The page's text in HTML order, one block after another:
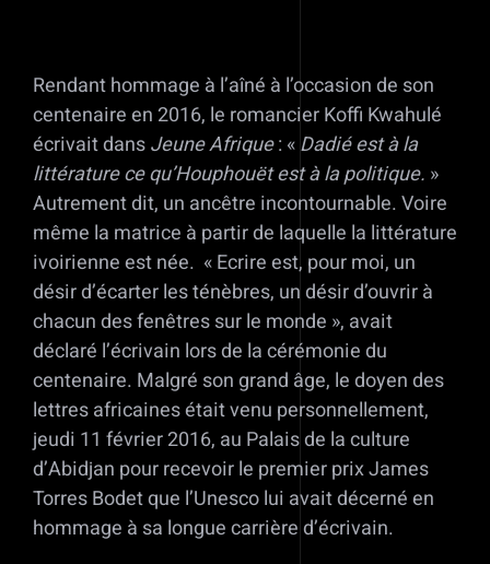
Rendant hommage à l’aîné à l’occasion de son
centenaire en 2016, le romancier Koffi Kwahulé
écrivait dansJeune Afrique: «Dadié est à la
littérature ce qu’Houphouët est à la politique. »
Autrement dit, un ancêtre incontournable. Voire
même la matrice à partir de laquelle la littérature
ivoirienne est née. « Ecrire est, pour moi, un
désir d’écarter les ténèbres, un désir d’ouvrir à
chacun des fenêtres sur le monde », avait
déclaré l’écrivain lors de la cérémonie du
centenaire. Malgré son grand âge, le doyen des
lettres africaines était venu personnellement,
jeudi 11 février 2016, au Palais de la culture
d’Abidjan pour recevoir le premier prix James
Torres Bodet que l’Unesco lui avait décerné en
hommage à sa longue carrière d’écrivain.